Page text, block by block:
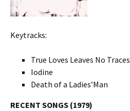
Keytracks:
True Loves Leaves No Traces
Iodine
Death of a Ladies’Man
RECENT SONGS (1979)